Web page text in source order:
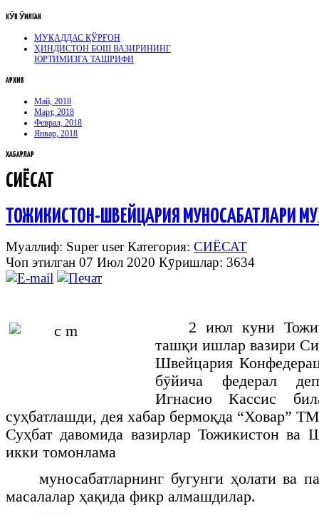
КӮП ӮҚИЛГАН
МУҚАДДАС ҚЎРҒОН
ҲИНДИСТОН БОШ ВАЗИРИНИНГ
ЮРТИМИЗГА ТАШРИФИ
АРХИВ
Май, 2018
Март, 2018
Феврал, 2018
Январ, 2018
ХАБАРЛАР
СИЁСАТ
ТОЖИКИСТОН-ШВЕЙЦАРИЯ МУНОСАБАТЛАРИ
Муаллиф: Super userКатегория: СИЁСАТ
Чоп этилган 07 Июл 2020 Кӯришлар: 3634
2 июл куни
ташқи ишлар вазири
Швейцария
бӯйича федерал
Игнасио Кассис
суҳбатлашди, дея хабар бермоқда “Ховар”
Суҳбат давомида вазирлар Тожикистон ва
икки томонлама
муносабатларнинг бугунги ҳолати ва
масалалар ҳақида фикр алмашдилар.